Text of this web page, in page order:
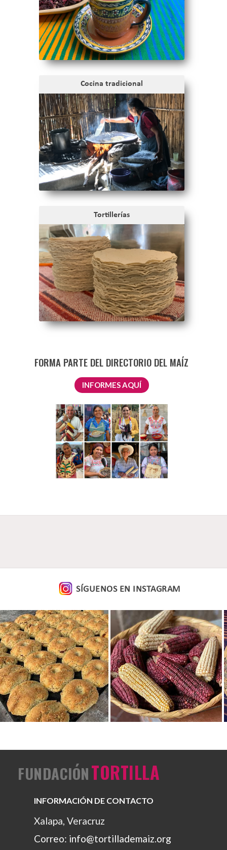
Cocina tradicional
Tortillerías
FORMA PARTE DEL DIRECTORIO DEL MAÍZ
INFORMES AQUÍ
SÍGUENOS EN INSTAGRAM
Ver foto Ver foto
FUNDACIÓNTORTILLA
INFORMACIÓN DE CONTACTO
Xalapa, Veracruz
Correo: info@tortillademaiz.org